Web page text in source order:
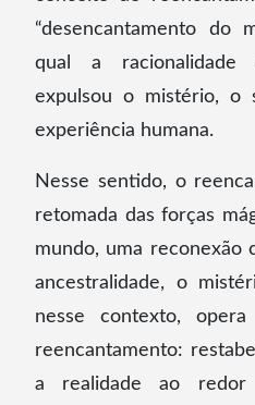
“desencantamento do
qual a racionalidade
expulsou o mistério, o
experiência humana.
Nesse sentido, o
retomada das forças
mundo, uma reconexão
ancestralidade, o
nesse contexto,
reencantamento:
a realidade ao redor